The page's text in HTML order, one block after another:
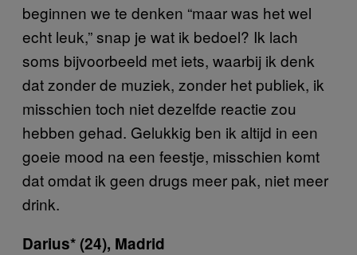
beginnen we te denken “maar was het wel
echt leuk,” snap je wat ik bedoel? Ik lach
soms bijvoorbeeld met iets, waarbij ik denk
dat zonder de muziek, zonder het publiek, ik
misschien toch niet dezelfde reactie zou
hebben gehad. Gelukkig ben ik altijd in een
goeie mood na een feestje, misschien komt
dat omdat ik geen drugs meer pak, niet meer
drink.
Darius* (24), Madrid